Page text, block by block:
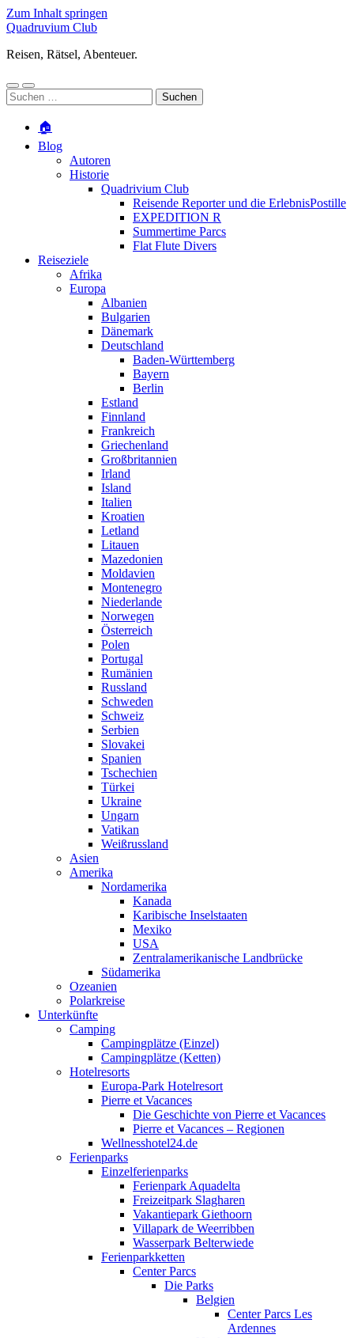
Zum Inhalt springen
Quadruvium Club
Reisen, Rätsel, Abenteuer.
Mobile-
Menü
Suchfeld
ein-/ausblenden
Suchen
nach:
🏠
Blog
Autoren
Historie
Quadrivium Club
Reisende Reporter und die ErlebnisPostille
EXPEDITION R
Summertime Parcs
Flat Flute Divers
Reiseziele
Afrika
Europa
Albanien
Bulgarien
Dänemark
Deutschland
Baden-Württemberg
Bayern
Berlin
Estland
Finnland
Frankreich
Griechenland
Großbritannien
Irland
Island
Italien
Kroatien
Letland
Litauen
Mazedonien
Moldavien
Montenegro
Niederlande
Norwegen
Österreich
Polen
Portugal
Rumänien
Russland
Schweden
Schweiz
Serbien
Slovakei
Spanien
Tschechien
Türkei
Ukraine
Ungarn
Vatikan
Weißrussland
Asien
Amerika
Nordamerika
Kanada
Karibische Inselstaaten
Mexiko
USA
Zentralamerikanische Landbrücke
Südamerika
Ozeanien
Polarkreise
Unterkünfte
Camping
Campingplätze (Einzel)
Campingplätze (Ketten)
Hotelresorts
Europa-Park Hotelresort
Pierre et Vacances
Die Geschichte von Pierre et Vacances
Pierre et Vacances – Regionen
Wellnesshotel24.de
Ferienparks
Einzelferienparks
Ferienpark Aquadelta
Freizeitpark Slagharen
Vakantiepark Giethoorn
Villapark de Weerribben
Wasserpark Belterwiede
Ferienparkketten
Center Parcs
Die Parks
Belgien
Center Parcs Les
Ardennes